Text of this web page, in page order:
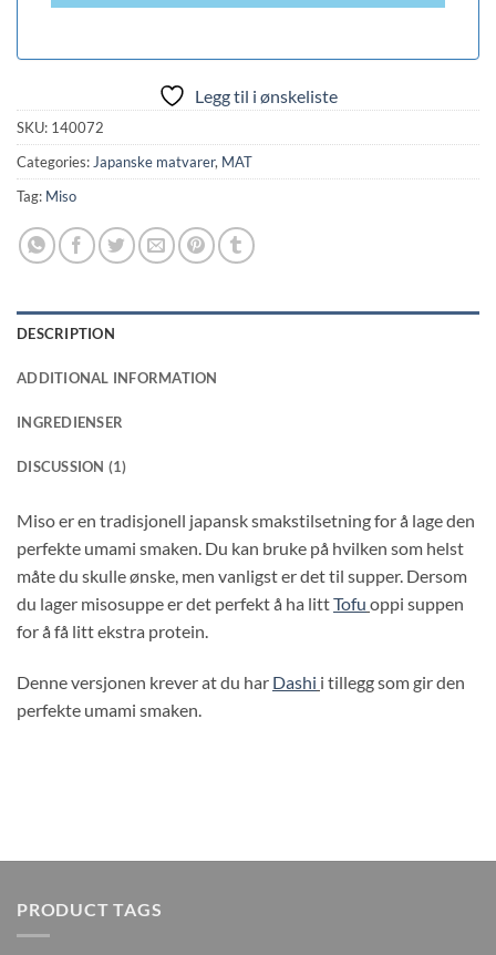
Legg til i ønskeliste
SKU: 140072
Categories: Japanske matvarer, MAT
Tag: Miso
DESCRIPTION
ADDITIONAL INFORMATION
INGREDIENSER
DISCUSSION (1)
Miso er en tradisjonell japansk smakstilsetning for å lage den
perfekte umami smaken. Du kan bruke på hvilken som helst
måte du skulle ønske, men vanligst er det til supper. Dersom
du lager misosuppe er det perfekt å ha littTofu oppi suppen
for å få litt ekstra protein.
Denne versjonen krever at du har Dashi i tillegg som gir den
perfekte umami smaken.
PRODUCT TAGS